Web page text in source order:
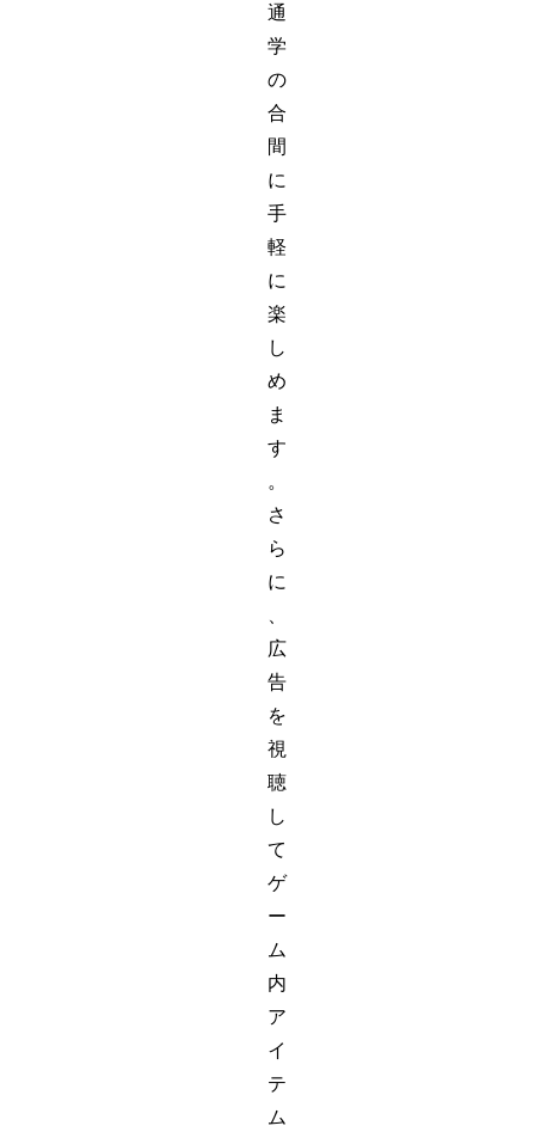
通
学
の
合
間
に
手
軽
に
楽
し
め
ま
す
。
さ
ら
に
広
告
を
視
聴
し
て
ゲ
ー
ム
内
ア
イ
テ
ム